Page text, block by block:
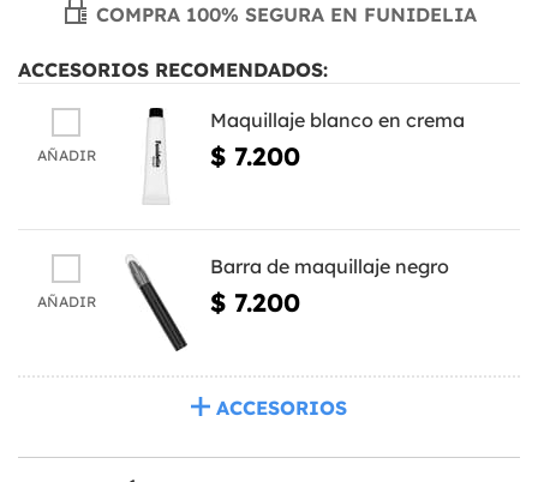
COMPRA 100% SEGURA EN FUNIDELIA
ACCESORIOS RECOMENDADOS:
AÑADIR
Maquillaje blanco en crema
$ 7.200
AÑADIR
Barra de maquillaje negro
$ 7.200
ACCESORIOS